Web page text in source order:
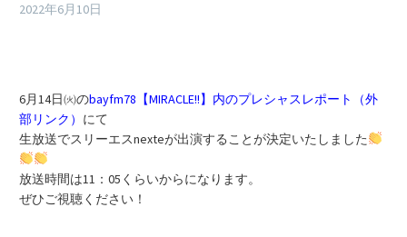
2022年6月10日
6月14日㈫のbayfm78【MIRACLE!!】内のプレシャスレポート（外
部リンク） にて
生放送でスリーエスnexteが出演することが決定いたしました
放送時間は11：05くらいからになります。
ぜひご視聴ください！